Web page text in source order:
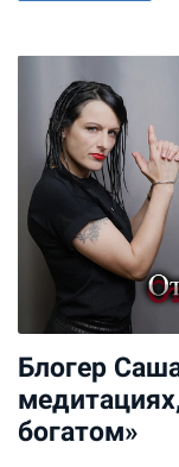
Блогер
богатом»